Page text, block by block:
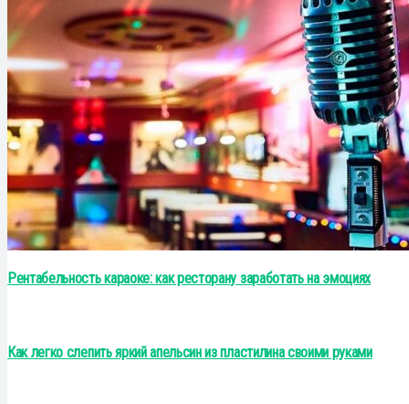
Рентабельность караоке: как ресторану заработать на эмоциях
Как легко слепить яркий апельсин из пластилина своими руками